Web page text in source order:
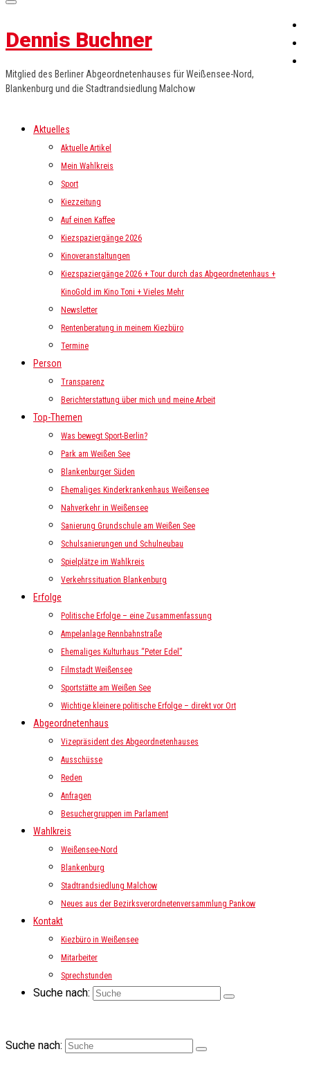
Dennis Buchner
Mitglied des Berliner Abgeordnetenhauses für Weißensee-Nord,
Blankenburg und die Stadtrandsiedlung Malchow
Aktuelles
Aktuelle Artikel
Mein Wahlkreis
Sport
Kiezzeitung
Auf einen Kaffee
Kiezspaziergänge 2026
Kinoveranstaltungen
Kiezspaziergänge 2026 + Tour durch das Abgeordnetenhaus +
KinoGold im Kino Toni + Vieles Mehr
Newsletter
Rentenberatung in meinem Kiezbüro
Termine
Person
Transparenz
Berichterstattung über mich und meine Arbeit
Top-Themen
Was bewegt Sport-Berlin?
Park am Weißen See
Blankenburger Süden
Ehemaliges Kinderkrankenhaus Weißensee
Nahverkehr in Weißensee
Sanierung Grundschule am Weißen See
Schulsanierungen und Schulneubau
Spielplätze im Wahlkreis
Verkehrssituation Blankenburg
Erfolge
Politische Erfolge – eine Zusammenfassung
Ampelanlage Rennbahnstraße
Ehemaliges Kulturhaus “Peter Edel”
Filmstadt Weißensee
Sportstätte am Weißen See
Wichtige kleinere politische Erfolge – direkt vor Ort
Abgeordnetenhaus
Vizepräsident des Abgeordnetenhauses
Ausschüsse
Reden
Anfragen
Besuchergruppen im Parlament
Wahlkreis
Weißensee-Nord
Blankenburg
Stadtrandsiedlung Malchow
Neues aus der Bezirksverordnetenversammlung Pankow
Kontakt
Kiezbüro in Weißensee
Mitarbeiter
Sprechstunden
Suche nach:
Suche nach: